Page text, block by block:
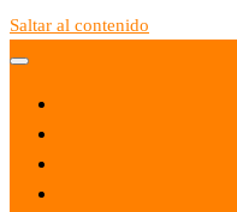
Saltar al contenido